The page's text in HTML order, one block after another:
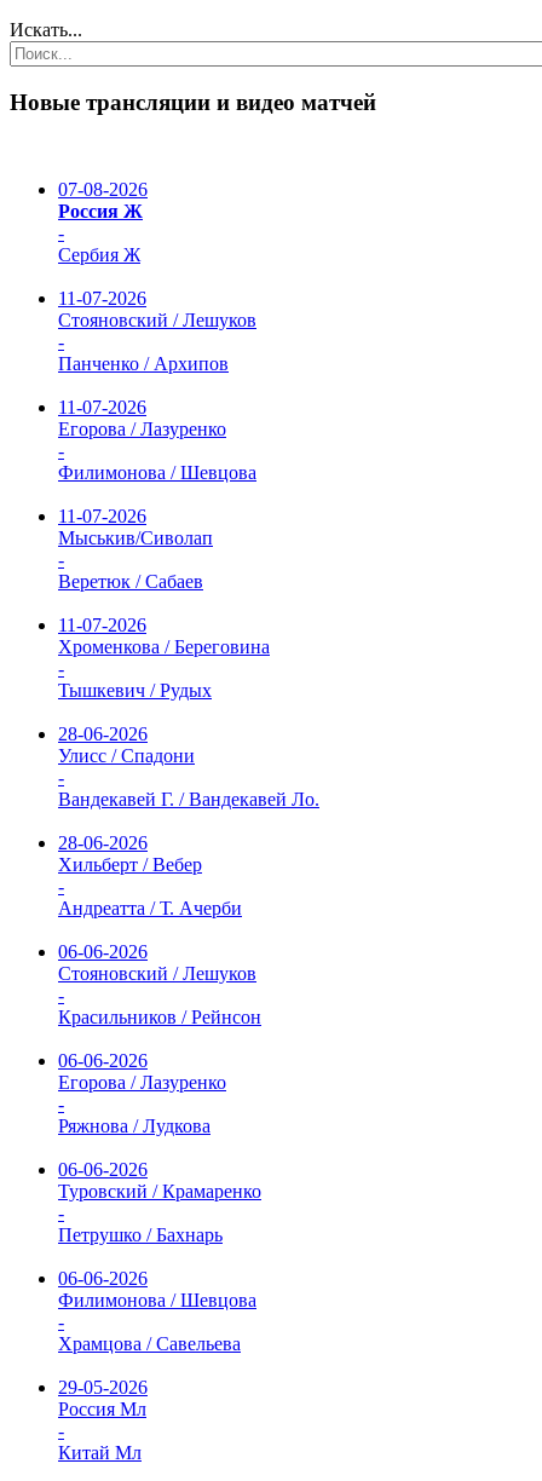
Искать...
Новые трансляции и видео матчей
07-08-2026
Россия Ж
-
Сербия Ж
11-07-2026
Стояновский / Лешуков
-
Панченко / Архипов
11-07-2026
Егорова / Лазуренко
-
Филимонова / Шевцова
11-07-2026
Мыськив/Сиволап
-
Веретюк / Сабаев
11-07-2026
Хроменкова / Береговина
-
Тышкевич / Рудых
28-06-2026
Улисс / Спадони
-
Вандекавей Г. / Вандекавей Ло.
28-06-2026
Хильберт / Вебер
-
Андреатта / Т. Ачерби
06-06-2026
Стояновский / Лешуков
-
Красильников / Рейнсон
06-06-2026
Егорова / Лазуренко
-
Ряжнова / Лудкова
06-06-2026
Туровский / Крамаренко
-
Петрушко / Бахнарь
06-06-2026
Филимонова / Шевцова
-
Храмцова / Савельева
29-05-2026
Россия Мл
-
Китай Мл